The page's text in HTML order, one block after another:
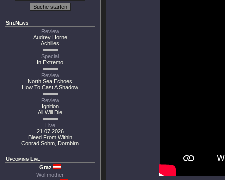
SiteNews
Review
Audrey Horne
Achilles
Special
In Extremo
Review
North Sea Echoes
How To Cast A Shadow
Review
Ignition
All Will Die
Live
21.07.2026
Bleed From Within
Conrad Sohm, Dornbirn
Upcoming Live
Graz
Wolfmother